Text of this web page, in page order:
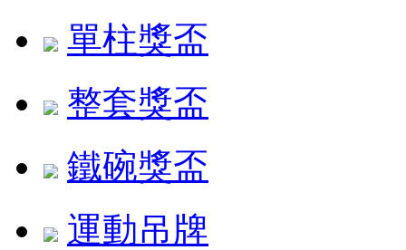
單柱獎盃
整套獎盃
鐵碗獎盃
運動吊牌